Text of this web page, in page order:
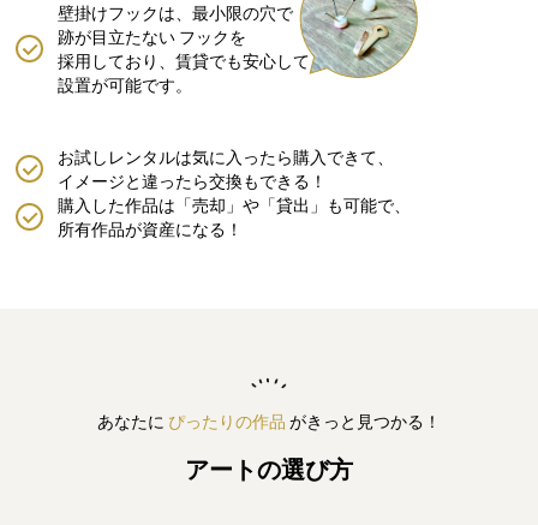
壁掛けフックは、最小限の穴で
跡が目立たない フックを
採用しており、賃貸でも安心して
設置が可能です。
購入した作品は「売却」や「貸出」も可能で、
所有作品が資産になる！
お試しレンタルは気に入ったら購入できて、
イメージと違ったら交換もできる！
あなたに ぴったりの作品 がきっと見つかる！
アートの選び方